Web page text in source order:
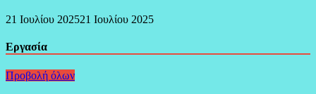
21 Ιουλίου 202521 Ιουλίου 2025
Εργασία
Προβολή όλων